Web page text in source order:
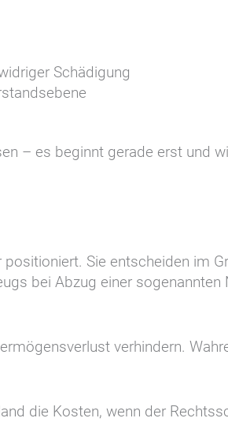
Schädigung
– es beginnt gerade erst und
Sie entscheiden im
bei Abzug einer
verhindern.
die Kosten, wenn der